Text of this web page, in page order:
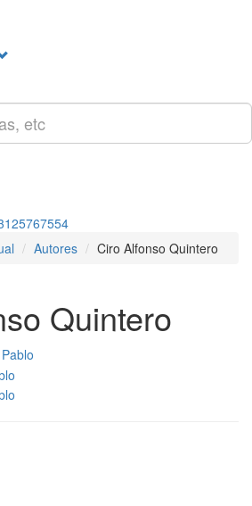
Autores Ciro Alfonso Quintero
Quintero